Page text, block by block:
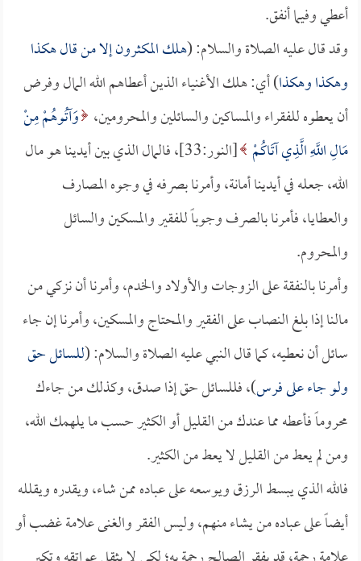
أعطي وفيما أنفق.
وقد قال عليه الصلاة والسلام: (هلك المكثرون إلا من قال هكذا
وهكذا وهكذا) أي: هلك الأغنياء الذين أعطاهم الله المال وفرض
أن يعطوه للفقراء والمساكين والسائلين والمحرومين، وَآتُوهُمْ مِنْ
مَالِ اللَّهِ الَّذِي آتَاكُمْ
[النور:33]، فالمال الذي بين أيدينا هو مال
الله، جعله في أيدينا أمانة، وأمرنا بصرفه في وجوه المصارف
والعطايا، فأمرنا بالصرف وجوباً للفقير والمسكين والسائل
والمحروم.
وأمرنا بالنفقة على الزوجات والأولاد والخدم، وأمرنا أن نزكي من
مالنا إذا بلغ النصاب على الفقير والمحتاج والمسكين، وأمرنا إن جاء
سائل أن نعطيه، كما قال النبي عليه الصلاة والسلام: (للسائل حق
ولو جاء على فرس)، فللسائل حق إذا صدق، وكذلك من جاءك
محروماً فأعطه مما عندك من القليل أو الكثير حسب ما يلهمك الله،
ومن لم يعط من القليل لا يعط من الكثير.
فالله الذي يبسط الرزق ويوسعه على عباده ممن شاء، ويقدره ويقلله
أيضاً على عباده من يشاء منهم، وليس الفقر والغنى علامة غضب أو